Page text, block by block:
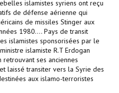
islamistes syriens ont reçu
de défense aérienne qui
de missiles Stinger aux
1980…. Pays de transit
islamistes sponsorisées par le
islamiste R.T Erdogan
ses anciennes
laissé transiter vers la Syrie des
aux islamo-terroristes